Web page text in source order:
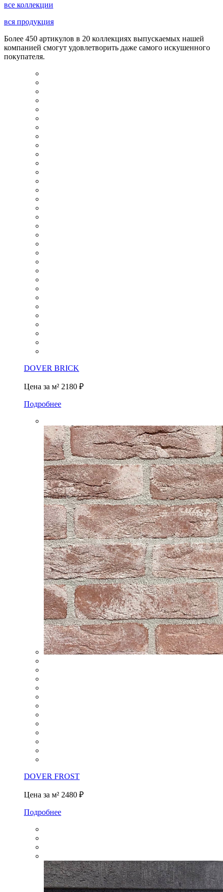
все коллекции
вся продукция
Более 450 артикулов в 20 коллекциях выпускаемых нашей
компанией смогут удовлетворить даже самого искушенного
покупателя.
DOVER BRICK
Цена за м² 2180 ₽
Подробнее
DOVER FROST
Цена за м² 2480 ₽
Подробнее